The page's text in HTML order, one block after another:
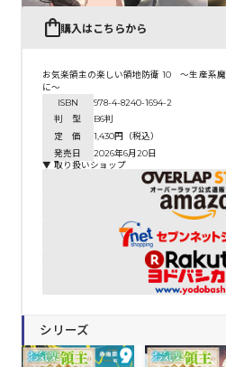
購入はこちらから
お気楽領主の楽しい領地防衛 10 ～生産系
に～
ISBN
978-4-8240-1694-2
判 型
B6判
定 価
1,430円（税込）
発売日
2026年6月20日
▼ 取り扱いショップ
シリーズ